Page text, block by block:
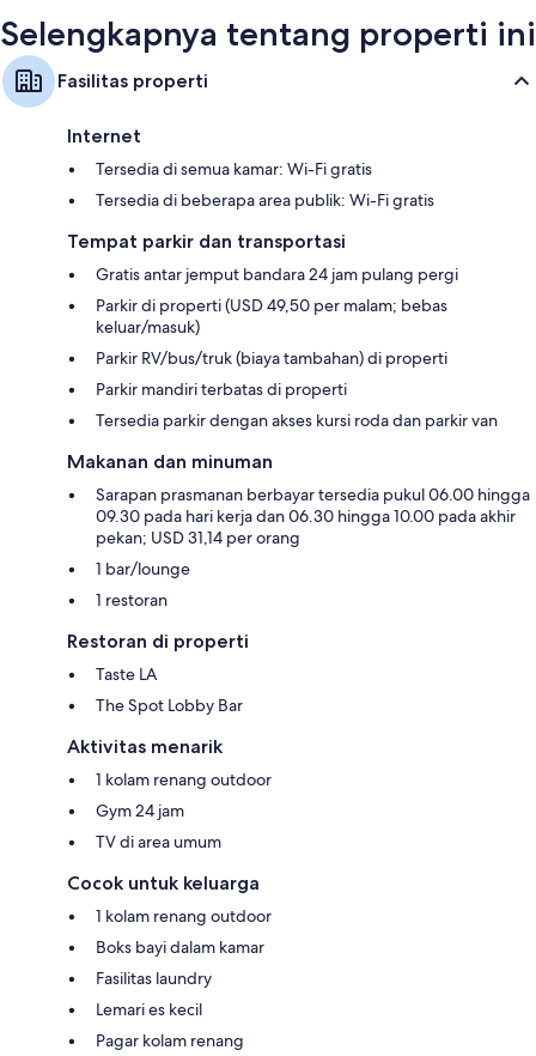
Selengkapnya tentang properti ini
Fasilitas properti
Internet
Tersedia di semua kamar: Wi-Fi gratis
Tersedia di beberapa area publik: Wi-Fi gratis
Tempat parkir dan transportasi
Gratis antar jemput bandara 24 jam pulang pergi
Parkir di properti (USD 49,50 per malam; bebas
keluar/masuk)
Parkir RV/bus/truk (biaya tambahan) di properti
Parkir mandiri terbatas di properti
Tersedia parkir dengan akses kursi roda dan parkir van
Makanan dan minuman
Sarapan prasmanan berbayar tersedia pukul 06.00 hingga
09.30 pada hari kerja dan 06.30 hingga 10.00 pada akhir
pekan; USD 31,14 per orang
1 bar/lounge
1 restoran
Restoran di properti
Taste LA
The Spot Lobby Bar
Aktivitas menarik
1 kolam renang outdoor
Gym 24 jam
TV di area umum
Cocok untuk keluarga
1 kolam renang outdoor
Boks bayi dalam kamar
Fasilitas laundry
Lemari es kecil
Pagar kolam renang